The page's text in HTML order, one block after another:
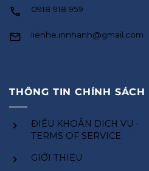
0918 918 959
lienhe.innhanh@gmail.com
THÔNG TIN CHÍNH SÁCH
ĐIỀU KHOẢN DỊCH VỤ -
TERMS OF SERVICE
GIỚI THIỆU